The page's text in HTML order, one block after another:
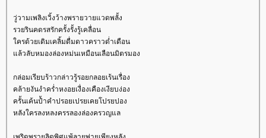
วู่วามเพลิงเวิ้งว้างพรายวายแวดพลั้ง
รวยรินคดรสรักครั้งรั้งรู้เคลื่อน
ครด้วยเดิมเคลิ้มดื่มดาวคราวด่ำเดือน
ล้วลับหมองล่องหม่นเหมือนเลือนมิตรมอง
กล่อมเรียบร้าวกล่าวรู้รอยกลอยเร้นเรื่อง
คล้ายงันงำคร่ำหงอยเงื่องเคืองเงียบง่อง
ครั้นเค้นป้ำคำปรอยเปรยเคยโปรยปอง
หลังใครลงหลงครรลองล่องครวญแล